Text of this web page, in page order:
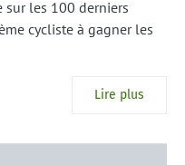
sur les 100 derniers
cycliste à gagner les
Lire plus